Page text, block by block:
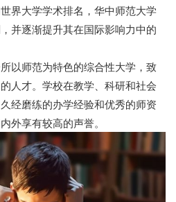
界大学学术排名，华中师范大学
并逐渐提升其在国际影响力中的
以师范为特色的综合性大学，致
人才。学校在教学、科研和社会
经磨练的办学经验和优秀的师资
外享有较高的声誉。